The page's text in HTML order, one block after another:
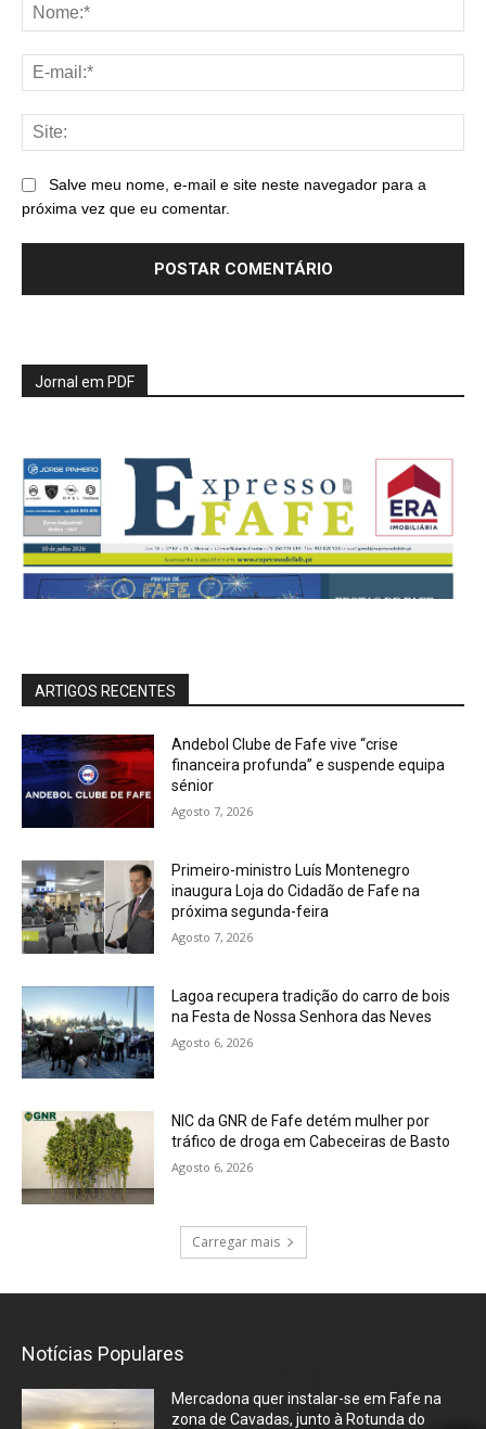
Salve meu nome, e-mail e site neste navegador para a
próxima vez que eu comentar.
Jornal em PDF
ARTIGOS RECENTES
Andebol Clube de Fafe vive “crise
financeira profunda” e suspende equipa
sénior
Agosto 7, 2026
Primeiro-ministro Luís Montenegro
inaugura Loja do Cidadão de Fafe na
próxima segunda-feira
Agosto 7, 2026
Lagoa recupera tradição do carro de bois
na Festa de Nossa Senhora das Neves
Agosto 6, 2026
NIC da GNR de Fafe detém mulher por
tráfico de droga em Cabeceiras de Basto
Agosto 6, 2026
Carregar mais
Notícias Populares
Mercadona quer instalar-se em Fafe na
zona de Cavadas, junto à Rotunda do